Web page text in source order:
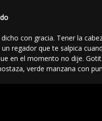
con gracia. Tener la
regador que te salpica
en el momento no dije.
verde manzana con